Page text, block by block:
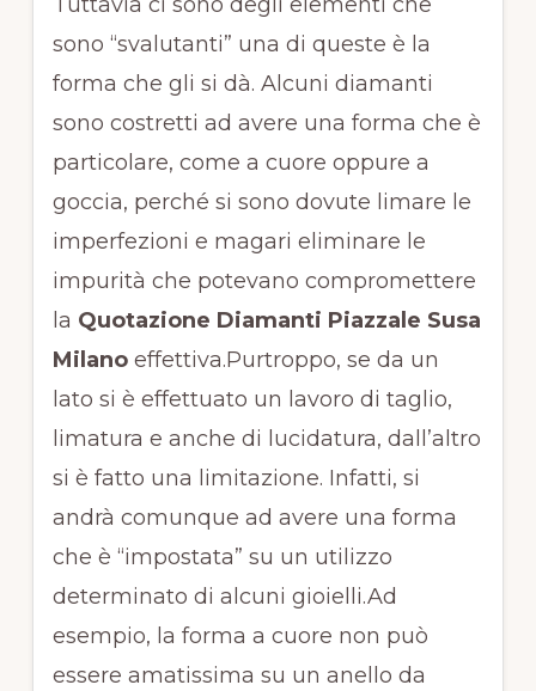
sono “svalutanti” una di queste è la
forma che gli si dà. Alcuni diamanti
sono costretti ad avere una forma che è
particolare, come a cuore oppure a
goccia, perché si sono dovute limare le
imperfezioni e magari eliminare le
impurità che potevano compromettere
la Quotazione Diamanti Piazzale Susa
Milanoeffettiva.Purtroppo, se da un
lato si è effettuato un lavoro di taglio,
limatura e anche di lucidatura, dall’altro
si è fatto una limitazione. Infatti, si
andrà comunque ad avere una forma
che è “impostata” su un utilizzo
determinato di alcuni gioielli.Ad
esempio, la forma a cuore non può
essere amatissima su un anello da